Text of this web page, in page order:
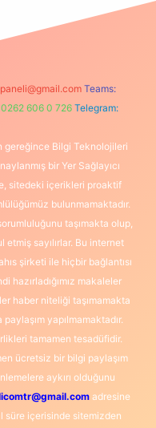
Teams:
606 0 726 Telegram:
gereğince Bilgi Teknolojileri
bir Yer Sağlayıcı
sitedeki içerikleri proaktif
bulunmamaktadır.
taşımakta olup,
sayılırlar. Bu internet
şirketi ile hiçbir bağlantısı
hazırladığımız makaleler
haber niteliği taşımamakta
yapılmamaktadır.
tamamen tesadüfidir.
ücretsiz bir bilgi paylaşım
aykırı olduğunu
adresine
süre içerisinde sitemizden